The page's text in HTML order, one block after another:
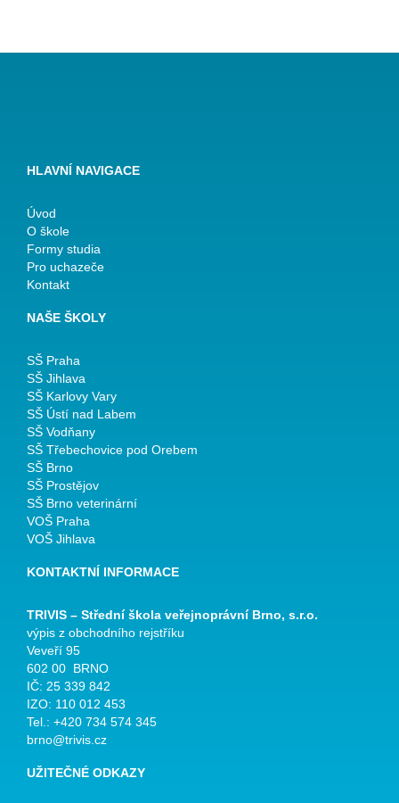
HLAVNÍ NAVIGACE
Úvod
O škole
Formy studia
Pro uchazeče
Kontakt
NAŠE ŠKOLY
SŠ Praha
SŠ Jihlava
SŠ Karlovy Vary
SŠ Ústí nad Labem
SŠ Vodňany
SŠ Třebechovice pod Orebem
SŠ Brno
SŠ Prostějov
SŠ Brno veterinární
VOŠ Praha
VOŠ Jihlava
KONTAKTNÍ INFORMACE
TRIVIS – Střední škola veřejnoprávní Brno, s.r.o.
výpis z obchodního rejstříku
Veveří 95
602 00 BRNO
IČ: 25 339 842
IZO: 110 012 453
Tel.: +420 734 574 345
brno@trivis.cz
UŽITEČNÉ ODKAZY